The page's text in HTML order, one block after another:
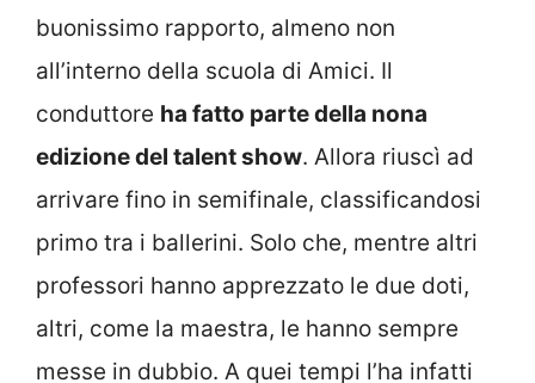
buonissimo rapporto, almeno non
all’interno della scuola di Amici. Il
conduttore ha fatto parte della nona
edizione del talent show. Allora riuscì ad
arrivare fino in semifinale, classificandosi
primo tra i ballerini. Solo che, mentre altri
professori hanno apprezzato le due doti,
altri, come la maestra, le hanno sempre
messe in dubbio. A quei tempi l’ha infatti